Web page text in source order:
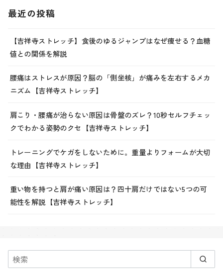
最近の投稿
【吉祥寺ストレッチ】食後のゆるジャンプはなぜ痩せる？血糖
値との関係を解説
腰痛はストレスが原因？脳の「側坐核」が痛みを左右するメカ
ニズム【吉祥寺ストレッチ】
肩こり・腰痛が治らない原因は骨盤のズレ？10秒セルフチェッ
クでわかる姿勢のクセ【吉祥寺ストレッチ】
トレーニングでケガをしないために。重量よりフォームが大切
な理由【吉祥寺ストレッチ】
重い物を持つと肩が痛い原因は？四十肩だけではない5つの可
能性を解説【吉祥寺ストレッチ】